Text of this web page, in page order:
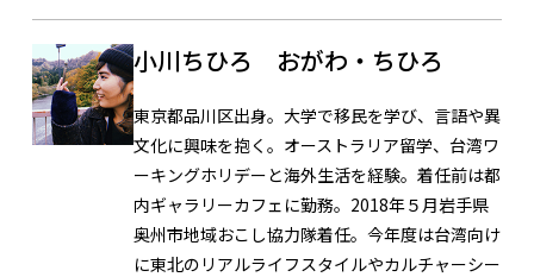
小川ちひろ おがわ・ちひろ
東京都品川区出身。大学で移民を学び、言語や異
文化に興味を抱く。オーストラリア留学、台湾ワ
ーキングホリデーと海外生活を経験。着任前は都
内ギャラリーカフェに勤務。2018年５月岩手県
奥州市地域おこし協力隊着任。今年度は台湾向け
に東北のリアルライフスタイルやカルチャーシー